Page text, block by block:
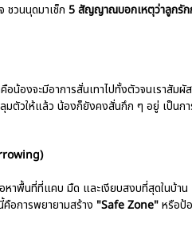
ชวนนุดมาเช็ก 5 สัญญาณบอกเหตุว่าลูกรัก
องจะมีอาการสั่นเทาไปทั้งตัวจนเราสัมผั
ลุมตัวให้แล้ว น้องก็ยังคงสั่นกึก ๆ อยู่ เป็
าพื้นที่ที่แคบ มืด และเงียบสงบที่สุดในบ้า
อการพยายามสร้าง "Safe Zone"หรือป้